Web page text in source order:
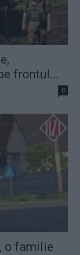
frontul...
0
o familie